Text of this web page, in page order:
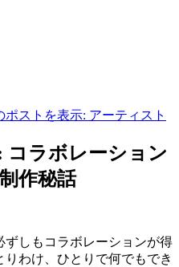
ポストを表示: アーティスト
コラボレーション
作秘話
しもコラボレーションが得
わけ、ひとりで何でもでき